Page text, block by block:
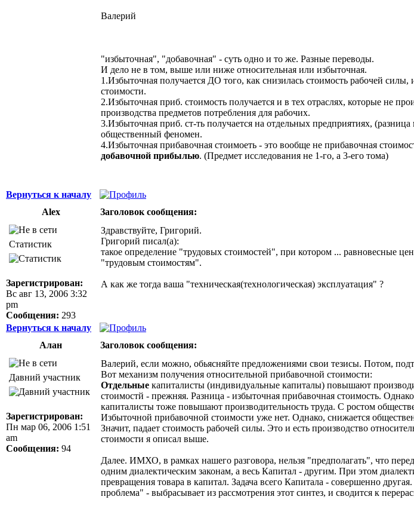
Валерий
"избыточная", "добавочная" - суть одно и то же. Разные переводы.
И дело не в том, выше или ниже относительная или избыточная.
1.Избыточная получается ДО того, как снизилась стоимость рабочей
стоимости.
2.Избыточная приб. стоимость получается и в тех отраслях, которые не
производства предметов потребления для рабочих.
3.Избыточная приб. ст-ть получается на отдельных предприятиях,
общественный феномен.
4.Избыточная прибавочная стоимоеть - это вообще не прибавочная
добавочной прибылью. (Предмет исследования не 1-го, а 3-его тома)
Вернуться к началу
Alex
Заголовок сообщения:
Статистик
Зарегистрирован:
Вс авг 13, 2006 3:32
pm
Сообщения: 293
Здравствуйте, Григорий.
Григорий писал(а):
такое определение "трудовых стоимостей", при котором ... равновесные
"трудовым стоимостям".
А как же тогда ваша "техническая(технологическая) эксплуатация" ?
Вернуться к началу
Алан
Заголовок сообщения:
Давний участник
Зарегистрирован:
Пн мар 06, 2006 1:51
am
Сообщения: 94
Валерий, если можно, обьясняйте предложениями свои тезисы. Потом,
Вот механизм получения относительной прибавочной стоимости:
Отдельные капиталисты (индивидуальные капиталы) повышают
стоимостй - прежняя. Разница - избыточная прибавочная стоимость.
капиталисты тоже повышают производительность труда. С ростом
Избыточной прибавочной стоимости уже нет. Однако, снижается
Значит, падает стоимость рабочей силы. Это и есть производство
стоимости я описал выше.
Далее. ИМХО, в рамках нашего разговора, нельзя "предполагать", что
одним диалектическим законам, а весь Капитал - другим. При этом
превращения товара в капитал. Задача всего Капитала - совершенно
проблема" - выбрасывает из рассмотрения этот синтез, и сводится к